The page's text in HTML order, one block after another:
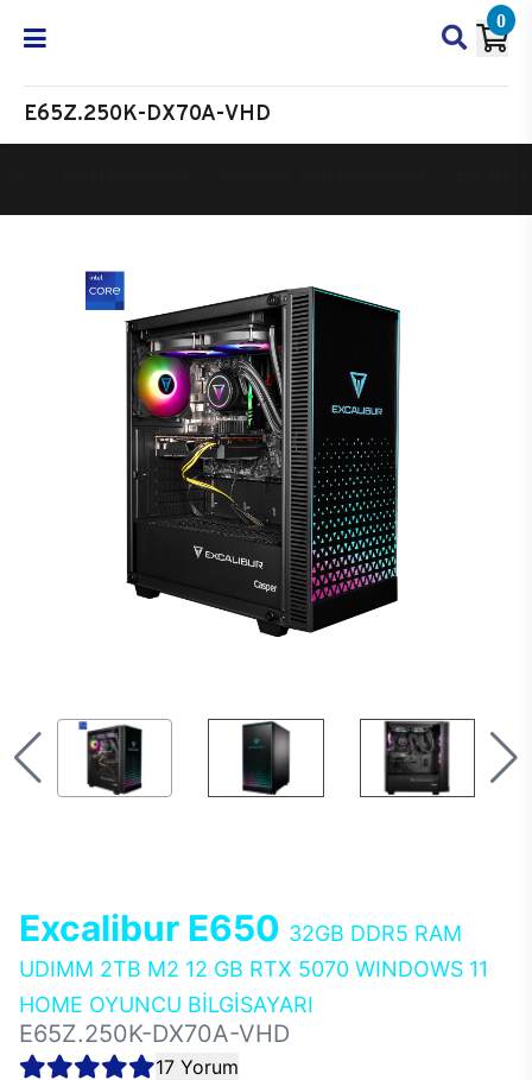
0
E65Z.250K-DX70A-VHD
Excalibur E650 32GB DDR5 RAM
UDIMM 2TB M2 12 GB RTX 5070 WINDOWS 11
HOME OYUNCU BİLGİSAYARI
E65Z.250K-DX70A-VHD
17 Yorum